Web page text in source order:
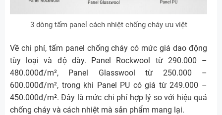
3 dòng tấm panel cách nhiệt chống cháy ưu việt
Về chi phí, tấm panel chống cháy có mức giá dao động
tùy loại và độ dày. Panel Rockwool từ 290.000 –
480.000đ/m², Panel Glasswool từ 250.000 –
600.000đ/m², trong khi Panel PU có giá từ 249.000 –
450.000đ/m². Đây là mức chi phí hợp lý so với hiệu quả
chống cháy và cách nhiệt mà sản phẩm mang lại.